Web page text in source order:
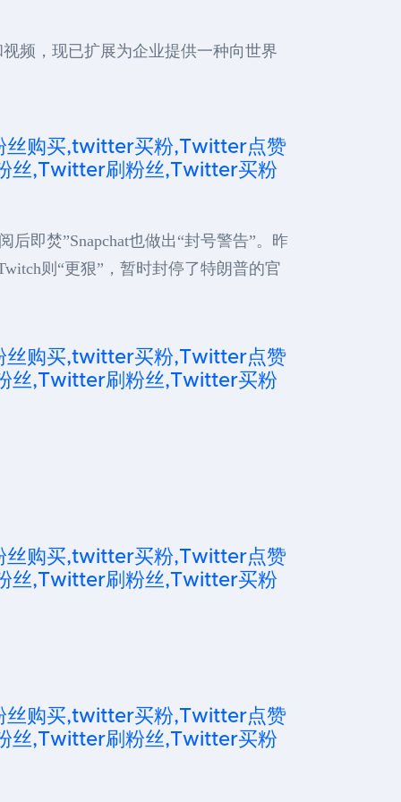
频，现已扩展为企业提供一种向世界
丝购买,twitter买粉,Twitter点赞
丝,Twitter刷粉丝,Twitter买粉
即焚”Snapchat也做出“封号警告”。昨
则“更狠”，暂时封停了特朗普的官
丝购买,twitter买粉,Twitter点赞
丝,Twitter刷粉丝,Twitter买粉
丝购买,twitter买粉,Twitter点赞
丝,Twitter刷粉丝,Twitter买粉
丝购买,twitter买粉,Twitter点赞
丝,Twitter刷粉丝,Twitter买粉